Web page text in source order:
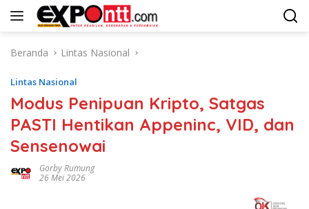
Langsung
Beranda
Lintas Nasional
Lintas Nasional
Modus Penipuan Kripto, Satgas
PASTI Hentikan Appeninc, VID, dan
Sensenowai
Gorby Rumung
26 Mei 2026